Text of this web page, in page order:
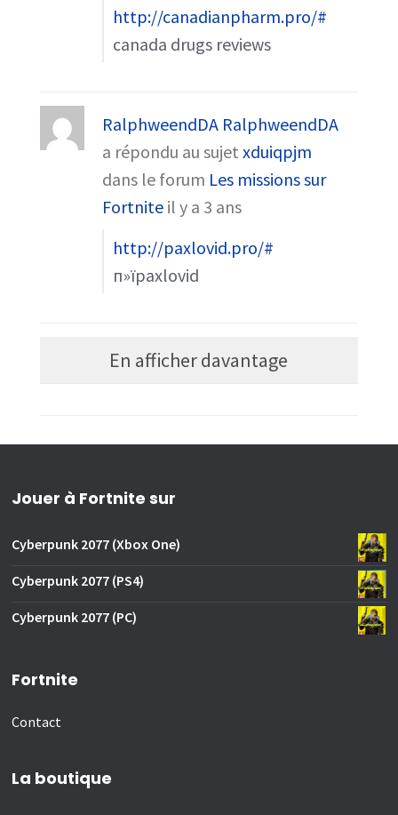
http://canadianpharm.pro/#
canada drugs reviews
RalphweendDA RalphweendDA
a répondu au sujetxduiqpjm
dans le forum Les missions sur
Fortnite il y a 3 ans
http://paxlovid.pro/#
п»їpaxlovid
En afficher davantage
Jouer à Fortnite sur
Cyberpunk 2077 (Xbox One)
Cyberpunk 2077 (PS4)
Cyberpunk 2077 (PC)
Fortnite
Contact
La boutique